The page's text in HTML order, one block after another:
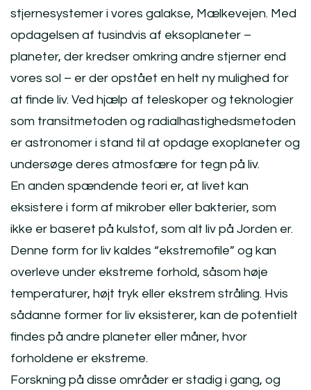
stjernesystemer i vores galakse, Mælkevejen. Med
opdagelsen af tusindvis af eksoplaneter –
planeter, der kredser omkring andre stjerner end
vores sol – er der opstået en helt ny mulighed for
at finde liv. Ved hjælp af teleskoper og teknologier
som transitmetoden og radialhastighedsmetoden
er astronomer i stand til at opdage exoplaneter og
undersøge deres atmosfære for tegn på liv.
En anden spændende teori er, at livet kan
eksistere i form af mikrober eller bakterier, som
ikke er baseret på kulstof, som alt liv på Jorden er.
Denne form for liv kaldes “ekstremofile” og kan
overleve under ekstreme forhold, såsom høje
temperaturer, højt tryk eller ekstrem stråling. Hvis
sådanne former for liv eksisterer, kan de potentielt
findes på andre planeter eller måner, hvor
forholdene er ekstreme.
Forskning på disse områder er stadig i gang, og